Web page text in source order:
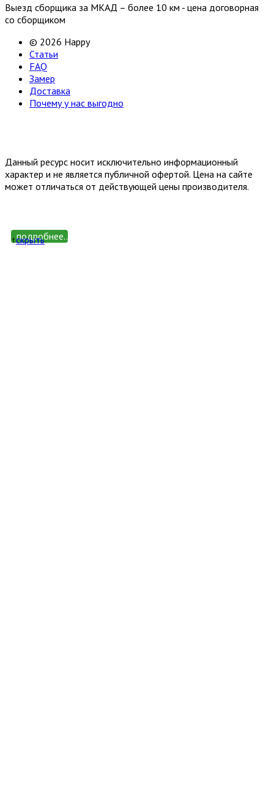
подробнее...
↑cкрыть
Выезд сборщика за МКАД – более 10 км - цена договорная
со сборщиком
© 2026 Happy
Статьи
FAQ
Замер
Доставка
Почему у нас выгодно
Данный ресурс носит исключительно информационный
характер и не является публичной офертой. Цена на сайте
может отличаться от действующей цены производителя.